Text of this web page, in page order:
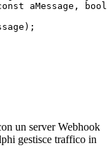
aMessage,
bool
un server Webhook
gestisce traffico in